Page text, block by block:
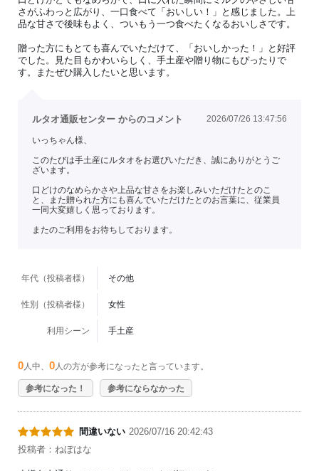
さがふわっと広がり、一口食べて「おいしい！」と感じました。上
品な甘さで後味もよく、ついもう一つ食べたくなるおいしさです。
贈った方にもとても喜んでいただけて、「おいしかった！」と好評
でした。見た目もかわいらしく、手土産や贈り物にもぴったりで
す。またぜひ購入したいと思います。
ルタオ通販センター からのコメント 2026/07/26 13:47:56
いっちゃん様、
このたびは手土産にルタオをお選びいただき、誠にありがとうご
ざいます。
口どけのなめらかさや上品な甘さをお楽しみいただけたとのこ
と、また贈られた方にも喜んでいただけたとのお言葉に、従業員
一同大変嬉しく思っております。
またのご利用をお待ちしております。
年代（投稿者様） その他
性別（投稿者様） 女性
利用シーン 手土産
0 人中、 0 人の方が参考になったと言っています。
参考になった！ 参考にならなかった
間違いない 2026/07/16 20:42:43
投稿者：ねぼはな